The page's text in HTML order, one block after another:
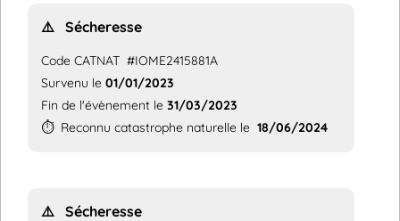
⚠️ Sécheresse
Code CATNAT #IOME2415881A
Survenu le 01/01/2023
Fin de l'évènement le 31/03/2023
⏱️ Reconnu catastrophe naturelle le 18/06/2024
⚠️ Sécheresse